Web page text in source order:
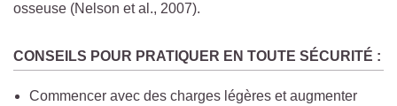
osseuse (Nelson et al., 2007).
CONSEILS POUR PRATIQUER EN TOUTE SÉCURITÉ :
Commencer avec des charges légères et augmenter